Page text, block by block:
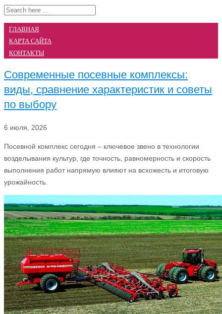
ГЛАВНАЯ
КАРТА САЙТА
КОНТАКТЫ
Современные посевные комплексы:
виды, сравнение характеристик и советы
по выбору
6 июля, 2026
Посевной комплекс сегодня – ключевое звено в технологии
возделывания культур, где точность, равномерность и скорость
выполнения работ напрямую влияют на всхожесть и итоговую
урожайность.